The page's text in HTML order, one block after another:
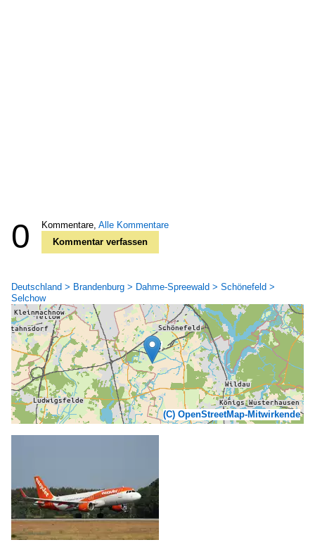
0 Kommentare, Alle Kommentare
Kommentar verfassen
Deutschland > Brandenburg > Dahme-Spreewald > Schönefeld >
Selchow
(C) OpenStreetMap-Mitwirkende